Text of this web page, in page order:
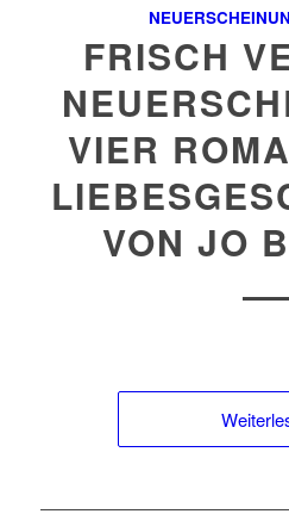
FRISCH
VIER
VON JO